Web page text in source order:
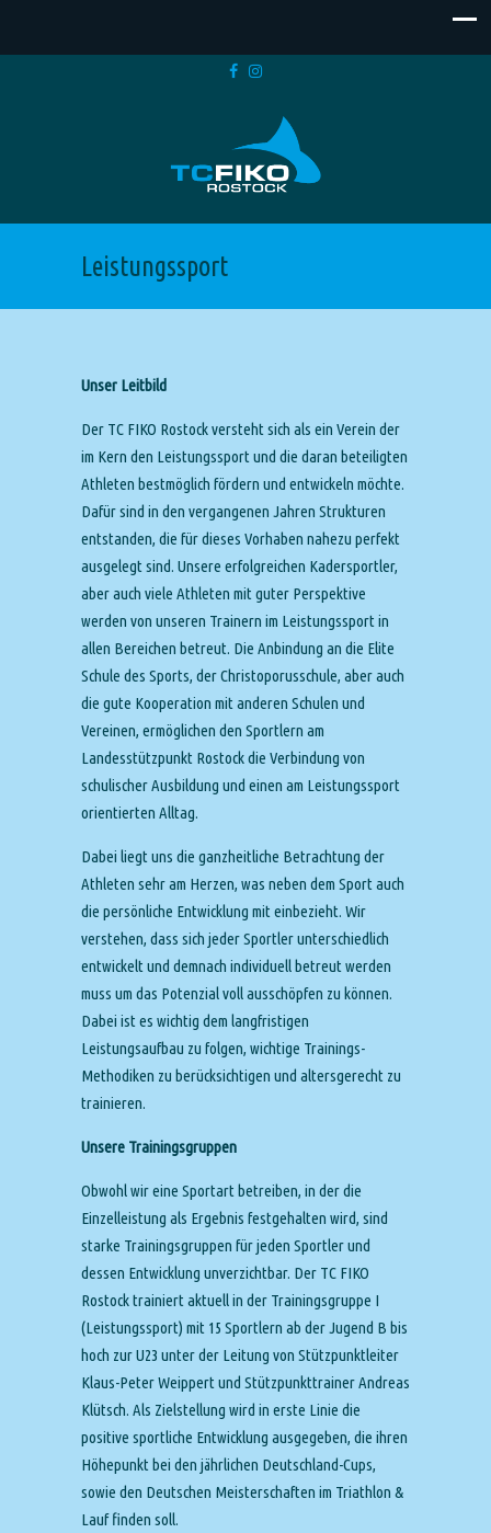
Leistungssport
Unser Leitbild
Der TC FIKO Rostock versteht sich als ein Verein der
im Kern den Leistungssport und die daran beteiligten
Athleten bestmöglich fördern und entwickeln möchte.
Dafür sind in den vergangenen Jahren Strukturen
entstanden, die für dieses Vorhaben nahezu perfekt
ausgelegt sind. Unsere erfolgreichen Kadersportler,
aber auch viele Athleten mit guter Perspektive
werden von unseren Trainern im Leistungssport in
allen Bereichen betreut. Die Anbindung an die Elite
Schule des Sports, der Christoporusschule, aber auch
die gute Kooperation mit anderen Schulen und
Vereinen, ermöglichen den Sportlern am
Landesstützpunkt Rostock die Verbindung von
schulischer Ausbildung und einen am Leistungssport
orientierten Alltag.
Dabei liegt uns die ganzheitliche Betrachtung der
Athleten sehr am Herzen, was neben dem Sport auch
die persönliche Entwicklung mit einbezieht. Wir
verstehen, dass sich jeder Sportler unterschiedlich
entwickelt und demnach individuell betreut werden
muss um das Potenzial voll ausschöpfen zu können.
Dabei ist es wichtig dem langfristigen
Leistungsaufbau zu folgen, wichtige Trainings-
Methodiken zu berücksichtigen und altersgerecht zu
trainieren.
Unsere Trainingsgruppen
Obwohl wir eine Sportart betreiben, in der die
Einzelleistung als Ergebnis festgehalten wird, sind
starke Trainingsgruppen für jeden Sportler und
dessen Entwicklung unverzichtbar. Der TC FIKO
Rostock trainiert aktuell in der Trainingsgruppe I
(Leistungssport) mit 15 Sportlern ab der Jugend B bis
hoch zur U23 unter der Leitung von Stützpunktleiter
Klaus-Peter Weippert und Stützpunkttrainer Andreas
Klütsch. Als Zielstellung wird in erste Linie die
positive sportliche Entwicklung ausgegeben, die ihren
Höhepunkt bei den jährlichen Deutschland-Cups,
sowie den Deutschen Meisterschaften im Triathlon &
Lauf finden soll.